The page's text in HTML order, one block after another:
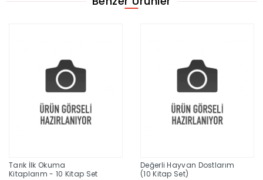
Tarık İlk Okuma
Kitaplarım - 10 Kitap Set
Değerli Hayvan Dostlarım
(10 Kitap Set)